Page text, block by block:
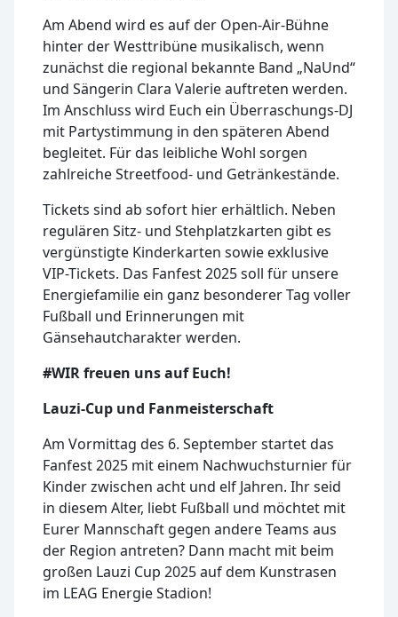
Am Abend wird es auf der Open-Air-Bühne
hinter der Westtribüne musikalisch, wenn
zunächst die regional bekannte Band „NaUnd“
und Sängerin Clara Valerie auftreten werden.
Im Anschluss wird Euch ein Überraschungs-DJ
mit Partystimmung in den späteren Abend
begleitet. Für das leibliche Wohl sorgen
zahlreiche Streetfood- und Getränkestände.
Tickets sind ab sofort hier erhältlich. Neben
regulären Sitz- und Stehplatzkarten gibt es
vergünstigte Kinderkarten sowie exklusive
VIP-Tickets. Das Fanfest 2025 soll für unsere
Energiefamilie ein ganz besonderer Tag voller
Fußball und Erinnerungen mit
Gänsehautcharakter werden.
#WIR freuen uns auf Euch!
Lauzi-Cup und Fanmeisterschaft
Am Vormittag des 6. September startet das
Fanfest 2025 mit einem Nachwuchsturnier für
Kinder zwischen acht und elf Jahren. Ihr seid
in diesem Alter, liebt Fußball und möchtet mit
Eurer Mannschaft gegen andere Teams aus
der Region antreten? Dann macht mit beim
großen Lauzi Cup 2025 auf dem Kunstrasen
im LEAG Energie Stadion!